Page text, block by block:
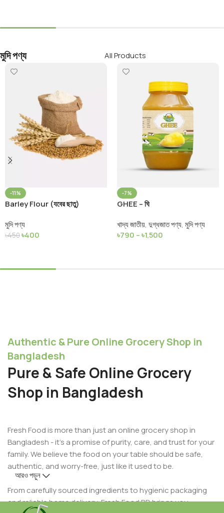
মুদি পণ্য All Products
-11%
Barley Flour (যবের ছাতু)
মুদি পণ্য
৳450৳400
-7%
GHEE – ঘি
খাদ্য জাতীয়, দুগ্ধজাত পণ্য, মুদি পণ্য
৳790 –৳1,500
Authentic & Pure Online Grocery Shop in
Bangladesh
Pure & Safe Online Grocery
Shop in Bangladesh
Fresh Food is more than just an online grocery shop in
Bangladesh - it’s a promise of purity, care, and trust for your
family. We believe the food on your table should be safe,
authentic, and worry-free, just like it used to be.
From carefully sourced ingredients to hygienic packaging
and reliable home delivery, Fresh Food BD brings you
আরও পড়ুন